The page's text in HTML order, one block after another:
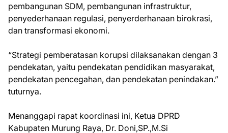
pembangunan SDM, pembangunan infrastruktur,
penyederhanaan regulasi, penyerderhanaan birokrasi,
dan transformasi ekonomi.
“Strategi pemberatasan korupsi dilaksanakan dengan 3
pendekatan, yaitu pendekatan pendidikan masyarakat,
pendekatan pencegahan, dan pendekatan penindakan.”
tuturnya.
Menanggapi rapat koordinasi ini, Ketua DPRD
Kabupaten Murung Raya, Dr. Doni,SP.,M.Si